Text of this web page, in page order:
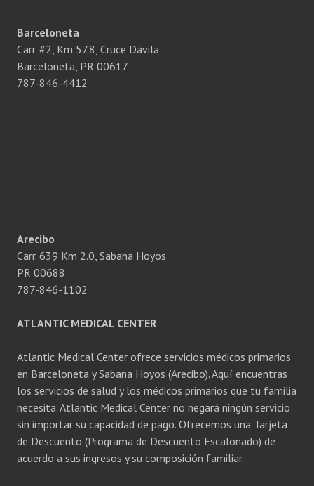
Barceloneta
Carr. #2, Km 57.8, Cruce Dávila
Barceloneta, PR 00617
787-846-4412
Arecibo
Carr. 639 Km 2.0, Sabana Hoyos
PR 00688
787-846-1102
ATLANTIC MEDICAL CENTER
Atlantic Medical Center ofrece servicios médicos primarios
en Barceloneta y Sabana Hoyos (Arecibo). Aquí encuentras
los servicios de salud y los médicos primarios que tu familia
necesita. Atlantic Medical Center no negará ningún servicio
sin importar su capacidad de pago. Ofrecemos una Tarjeta
de Descuento (Programa de Descuento Escalonado) de
acuerdo a sus ingresos y su composición familiar.